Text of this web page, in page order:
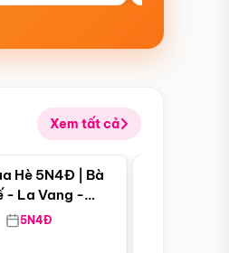
Xem tất cả
Điểm nổi bật
Hè 5N4Đ | Bà
- La Vang -
5N4Đ